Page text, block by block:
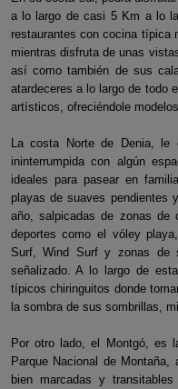
a lo largo de casi 5 Km a lo
restaurantes con cocina típica
mientras disfruta de unas
así como también de sus
atardeceres a lo largo de todo
artísticos, ofreciéndole
La costa Norte de Denia,
ininterrumpida con algún
ideales para pasear en
playas de suaves pendientes
año, salpicadas de zonas de
deportes como el vóley
Surf, Wind Surf y zonas de
señalizado. A lo largo de
típicos chiringuitos donde
la sombra de sus sombrillas,
Por otro lado, el Montgó, es
Parque Nacional de
bien marcadas y